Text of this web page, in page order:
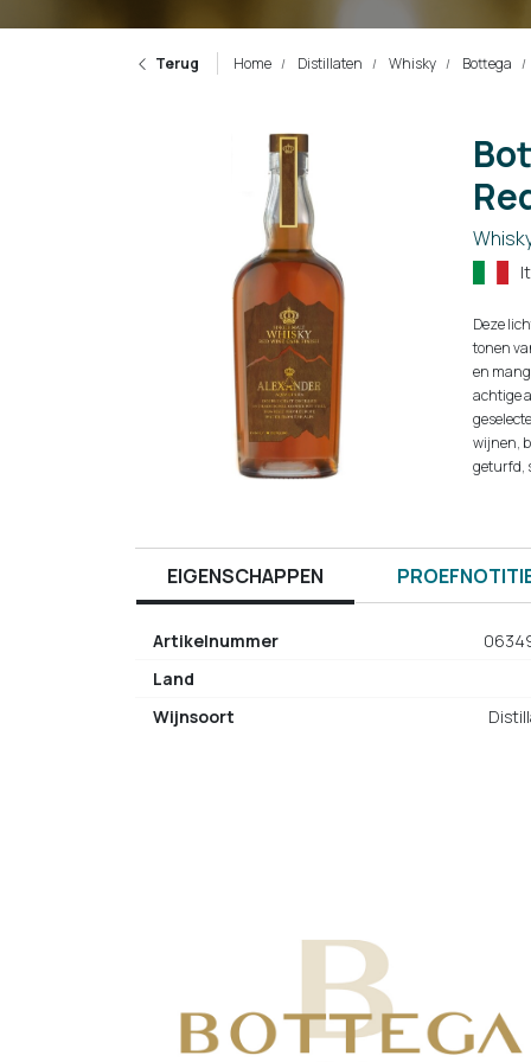
Terug Home Distillaten Whisky Bottega
Deze
tonen
en
achtige
wijnen,
geturfd,
EIGENSCHAPPEN
Artikelnummer
Land
Wijnsoort